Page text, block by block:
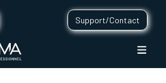
Support/Contact